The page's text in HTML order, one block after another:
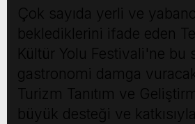
Çok sayıda yerli ve
beklediklerini ifade eden
Kültür Yolu Festivali'ne bu
gastronomi damga
Turizm Tanıtım ve
büyük desteği ve